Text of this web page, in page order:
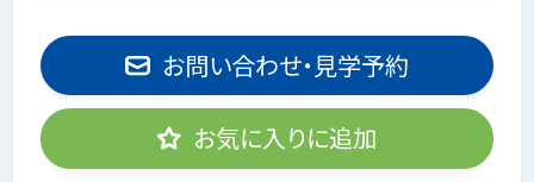
お問い合わせ・見学予約
お気に入りに追加